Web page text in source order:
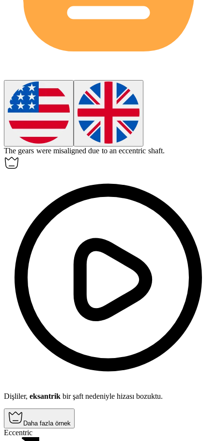
The gears were misaligned due to aneccentric shaft.
Dişliler, eksantrik bir şaft nedeniyle hizası bozuktu.
Daha fazla örnek
Eccentric